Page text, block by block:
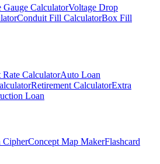
Gauge CalculatorVoltage Drop
Conduit Fill CalculatorBox Fill
Rate CalculatorAuto Loan
Retirement CalculatorExtra
Loan
CipherConcept Map MakerFlashcard